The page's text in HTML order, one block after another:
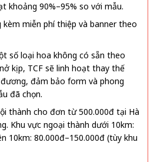
khoảng 90%–95% so với mẫu.
miễn phí thiệp và banner theo
số loại hoa không có sẵn theo
kịp, TCF sẽ linh hoạt thay thế
đảm bảo form và phong
đã chọn.
thành cho đơn từ 500.000đ tại Hà
Khu vực ngoại thành dưới 10km:
10km: 80.000đ–150.000đ (tùy khu